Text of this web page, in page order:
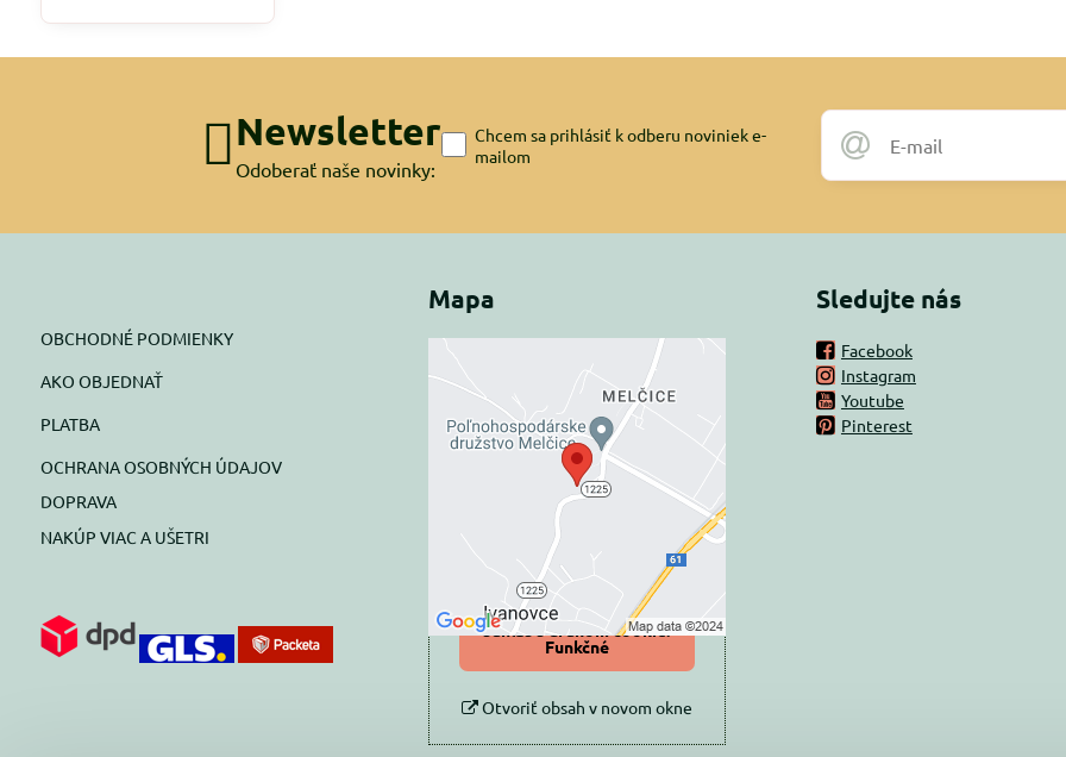
Newsletter
Odoberať naše novinky:
Chcem sa prihlásiť k odberu noviniek e-
mailom
OBCHODNÉ PODMIENKY
AKO OBJEDNAŤ
PLATBA
OCHRANA OSOBNÝCH ÚDAJOV
DOPRAVA
NAKÚP VIAC A UŠETRI
Mapa
Externý obsah je
blokovaný Voľbami
súkromia
Prajete si načítať externý obsah?
Povoliť tentokrát
Povoliť a zapamätať -
súhlas s druhom cookie:
Funkčné
Otvoriť obsah v novom okne
Sledujte nás
Facebook
Instagram
Youtube
Pinterest